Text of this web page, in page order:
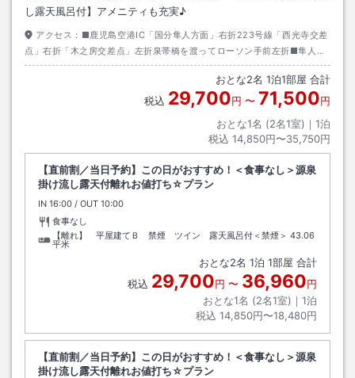
し露天風呂付】アメニティも充実♪
アクセス： ■鹿児島空港IC「国分隼人方面」右折223号線「西光寺交差
点」右折「木之房交差点」左折泉帯橋を渡ってローソン手前左折■隼人東
IC「国道223入口交差点」約5K直進「木之房交差点」右折泉帯橋を渡って
おとな2名 1泊1部屋 合計
税込 29,700円 〜 71,500円
おとな1名 (2名1室)｜ 1泊
税込 14,850円〜35,750円
【直前割／当日予約】この日がおすすめ！＜食事なし＞源泉
掛け流し露天付離れお値打ち☆プラン
IN チェックイン
16:00 / OUT チェックアウト
10:00
食事なし
【離れ】 平屋建てＢ 禁煙 ツイン 露天風呂付＜禁煙＞ 43.06
平米
おとな2名 1泊 1部屋 合計
税込 29,700円 〜 36,960円
おとな1名 (2名1室)｜ 1泊
税込 14,850円〜18,480円
【直前割／当日予約】この日がおすすめ！＜食事なし＞源泉
掛け流し露天付離れお値打ち☆プラン